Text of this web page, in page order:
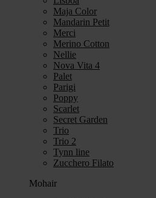
Maja Color
Mandarin Petit
Merci
Merino Cotton
Nellie
Nova Vita 4
Palet
Parigi
Poppy
Scarlet
Secret Garden
Trio
Trio 2
Tynn line
Zucchero Filato
Mohair